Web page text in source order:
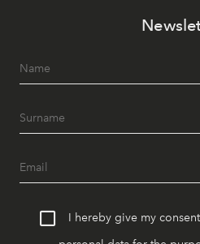
I hereby give my